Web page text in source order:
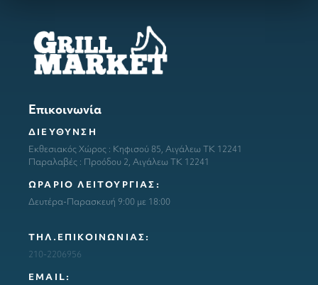
Επικοινωνία
ΔΙΕΥΘΥΝΣΗ
Εκθεσιακός Χώρος : Κηφισού 85, Αιγάλεω ΤΚ 12241
Παραλαβές : Προόδου 2, Αιγάλεω ΤΚ 12241
ΩΡΑΡΙΟ ΛΕΙΤΟΥΡΓΙΑΣ:
Δευτέρα-Παρασκευή 9:00 με 18:00
ΤΗΛ.ΕΠΙΚΟΙΝΩΝΙΑΣ:
210-2206956
ΕΜΑΙL: